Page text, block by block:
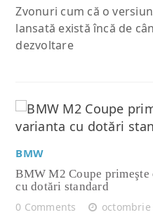
Zvonuri cum că o
lansată există încă de
dezvoltare
Citește
BMW
BMW M2 Coupe
cu dotări standard
0 Comments
octombrie